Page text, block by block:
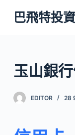
跳
至
內
容
巴飛特投
玉山銀
EDITOR 28